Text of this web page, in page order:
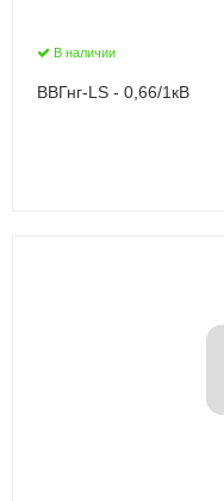
В наличии
ВВГнг-LS - 0,66/1кВ